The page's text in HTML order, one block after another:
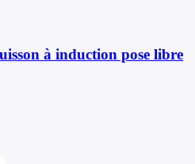
à induction pose libre